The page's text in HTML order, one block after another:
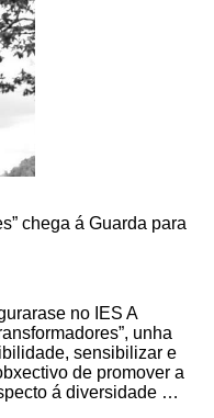
chega á Guarda para
no IES A
unha
sensibilizar e
de promover a
á diversidade …